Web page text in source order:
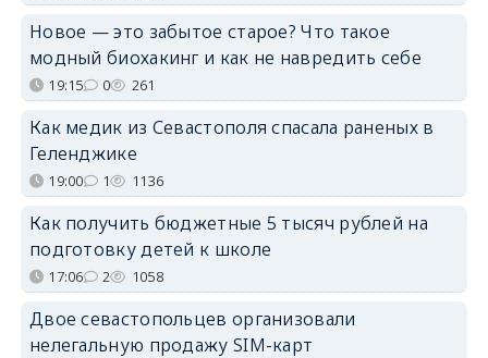
Новое — это забытое старое? Что такое
модный биохакинг и как не навредить себе
19:15 0 261
Как медик из Севастополя спасала раненых в
Геленджике
19:00 1 1136
Как получить бюджетные 5 тысяч рублей на
подготовку детей к школе
17:06 2 1058
Двое севастопольцев организовали
нелегальную продажу SIM-карт